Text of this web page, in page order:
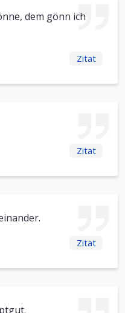
dem gönn ich
Zitat
Zitat
Zitat